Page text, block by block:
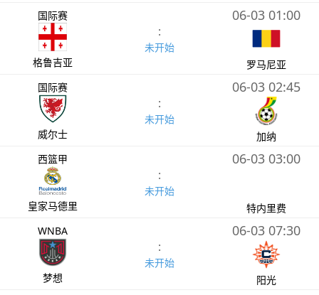
国际赛
格鲁吉亚
:
未开始
06-03 01:00
罗马尼亚
国际赛
威尔士
:
未开始
06-03 02:45
加纳
西篮甲
皇家马德里
:
未开始
06-03 03:00
特内里费
WNBA
梦想
:
未开始
06-03 07:30
阳光